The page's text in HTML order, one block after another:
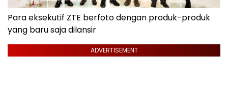
Para eksekutif ZTE berfoto dengan produk-produk
yang baru saja dilansir
ADVERTISEMENT